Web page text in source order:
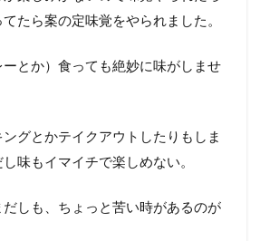
たら案の定味覚をやられました。
とか）食っても絶妙に味がしませ
グとかテイクアウトしたりもしま
味もイマイチで楽しめない。
しも、ちょっと苦い時があるのが